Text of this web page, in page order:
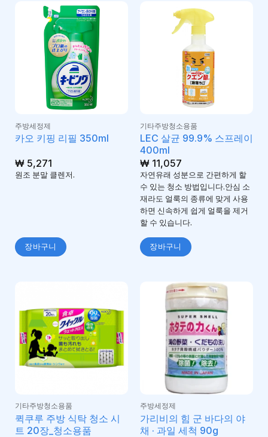
주방세정제
카오 키핑 리필 350ml
₩5,271
원조 분말 클렌저.
장바구니
기타주방청소용품
LEC 살균 99.9% 스프레이
400ml
₩11,057
자연유래 성분으로 간편하게 할
수 있는 청소 방법입니다.안심 소
재라도 얼룩의 종류에 맞게 사용
하면 신속하게 쉽게 얼룩을 제거
할 수 있습니다.
장바구니
기타주방청소용품
퀵쿠루 주방 식탁 청소 시
트 20장_청소용품
주방세정제
가리비의 힘 군 바다의 야
채 · 과일 세척 90g